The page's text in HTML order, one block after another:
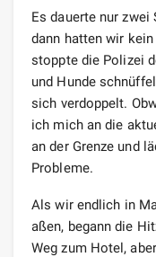
Es dauerte nur zwei
dann hatten wir
stoppte die Polizei
und Hunde
sich verdoppelt.
ich mich an die
an der Grenze und
Probleme.
Als wir endlich in
aßen, begann die
Weg zum Hotel,